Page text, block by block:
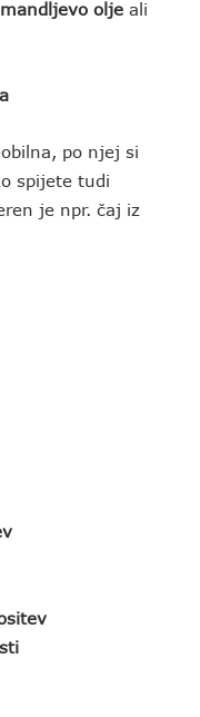
mandljevo olje ali
po njej si
spijete tudi
je npr. čaj iz